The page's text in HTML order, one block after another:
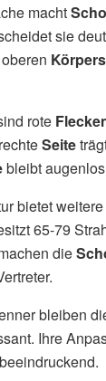
macht
sie
rote
Seite
bleibt
bietet
65-79
die
bleiben
Ihre